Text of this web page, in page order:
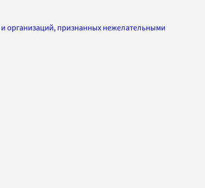
организаций, признанных нежелательными